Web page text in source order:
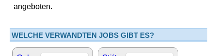
angeboten.
WELCHE VERWANDTEN JOBS GIBT ES?